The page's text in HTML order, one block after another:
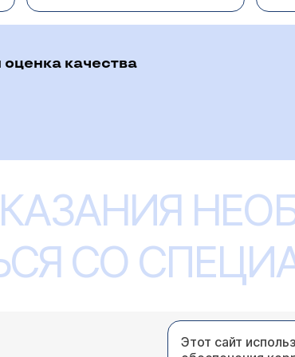
лет назад у меня во рту
ничего вразумительного не
аутогемотерапия поможет?
регулярно. Может, Вы что
по "телефону". Надо посмотреть...
только зовиракс в виде мази и/или
при снижение иммунитета, имеет
точнее. С уважением, др.Бельфер
качества
СО
Этот сайт